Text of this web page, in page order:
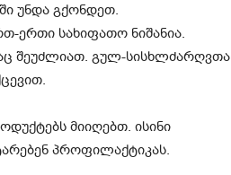
უნდა გქონდეთ.
ერთი სახიფათო ნიშანია.
შეუძლიათ. გულ-სისხლძარღვთა
მიიღებთ. ისინი
პროფილაქტიკას.